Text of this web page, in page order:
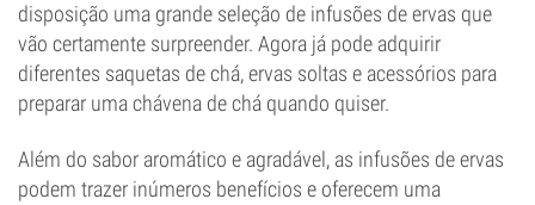
disposição uma grande seleção de infusões de ervas que
vão certamente surpreender. Agora já pode adquirir
diferentes saquetas de chá, ervas soltas e acessórios para
preparar uma chávena de chá quando quiser.
Além do sabor aromático e agradável, as infusões de ervas
podem trazer inúmeros benefícios e oferecem uma